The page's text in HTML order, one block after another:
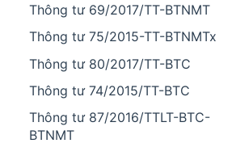
Thông tư 69/2017/TT-BTNMT
Thông tư 75/2015-TT-BTNMTx
Thông tư 80/2017/TT-BTC
Thông tư 74/2015/TT-BTC
Thông tư 87/2016/TTLT-BTC-
BTNMT